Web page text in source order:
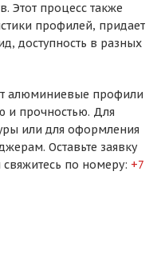
Этот процесс также
профилей, придает
доступность в разных
алюминиевые профили
и прочностью. Для
или для оформления
Оставьте заявку
свяжитесь по номеру: +7